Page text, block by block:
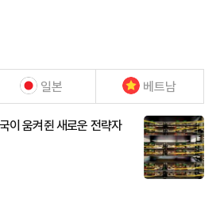
일본 베트남
이 움켜쥔 새로운 전략자